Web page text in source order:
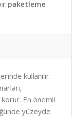
paketleme
kullanılır.
En önemli
yüzeyde